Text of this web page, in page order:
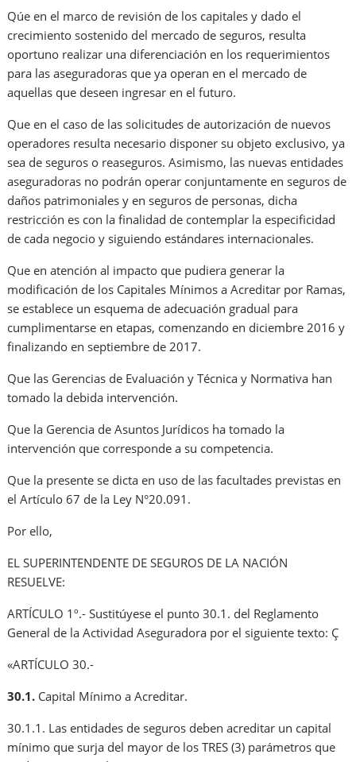
Qúe en el marco de revisión de los capitales y dado el
crecimiento sostenido del mercado de seguros, resulta
oportuno realizar una diferenciación en los requerimientos
para las aseguradoras que ya operan en el mercado de
aquellas que deseen ingresar en el futuro.
Que en el caso de las solicitudes de autorización de nuevos
operadores resulta necesario disponer su objeto exclusivo, ya
sea de seguros o reaseguros. Asimismo, las nuevas entidades
aseguradoras no podrán operar conjuntamente en seguros de
daños patrimoniales y en seguros de personas, dicha
restricción es con la finalidad de contemplar la especificidad
de cada negocio y siguiendo estándares internacionales.
Que en atención al impacto que pudiera generar la
modificación de los Capitales Mínimos a Acreditar por Ramas,
se establece un esquema de adecuación gradual para
cumplimentarse en etapas, comenzando en diciembre 2016 y
finalizando en septiembre de 2017.
Que las Gerencias de Evaluación y Técnica y Normativa han
tomado la debida intervención.
Que la Gerencia de Asuntos Jurídicos ha tomado la
intervención que corresponde a su competencia.
Que la presente se dicta en uso de las facultades previstas en
el Artículo 67 de la Ley N°20.091.
Por ello,
EL SUPERINTENDENTE DE SEGUROS DE LA NACIÓN
RESUELVE:
ARTÍCULO 1º.- Sustitúyese el punto 30.1. del Reglamento
General de la Actividad Aseguradora por el siguiente texto: Ç
«ARTÍCULO 30.-
30.1. Capital Mínimo a Acreditar.
30.1.1. Las entidades de seguros deben acreditar un capital
mínimo que surja del mayor de los TRES (3) parámetros que